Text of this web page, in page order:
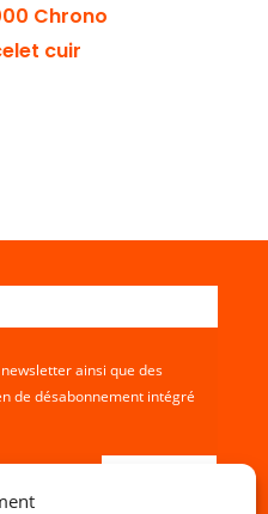
Chrono
cuir
ainsi que des
de désabonnement intégré